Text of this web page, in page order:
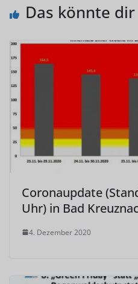
Das könnte
Coronaupdate
Uhr) in Bad
4. Dezember 2020